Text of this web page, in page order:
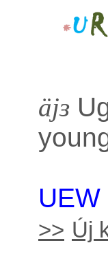
äjɜ
>> Új